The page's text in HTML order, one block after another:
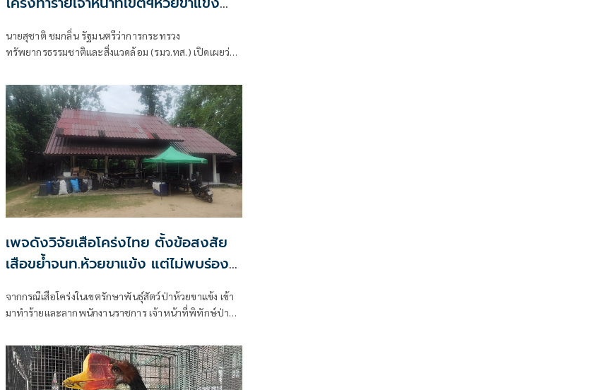
กำชับระมัดระวังความปลอดภัยขั้นสูงสุด
หลังกรมอุทยานฯ แถลงความคืบหน้า
นายสุชาติ ชมกลิ่น รัฐมนตรีว่าการกระทรวง
ทรัพยากรธรรมชาติและสิ่งแวดล้อม (รมว.ทส.) เปิดเผยว่า
สัตว์ป่าห้วยขาแข้งเสียชีวิต ตนได้ติดตามสถานการณ์ดัง
กล่าวอย่างใกล้ชิด พร้อมแสดงความห่วงใยต่อเจ้าหน้าที่ผู้
ปฏิบัติงานในพื้นที่ และได้กำชับให้หน่วยงานยกระดับ
มาตรการความปลอดภัยขั้นสูงสุดในการปฏิบัติภารกิจเพื่อ
ความปลอดภัยของผู้ปฏิบัติงาน
เพจดังวิจัยเสือโคร่งไทย ตั้งข้อสงสัย
เสือขย้ำจนท.ห้วยขาแข้ง แต่ไม่พบร่อง
รอยดิ้นต่อสู้
จากกรณีเสือโคร่งในเขตรักษาพันธุ์สัตว์ป่าห้วยขาแข้ง เข้า
มาทำร้ายและลากพนักงานราชการ เจ้าหน้าที่พิทักษ์ป่า
ที่ทำการเขตรักษาพันธุ์สัตว์ป่าห้วยขาแข้งนั้น